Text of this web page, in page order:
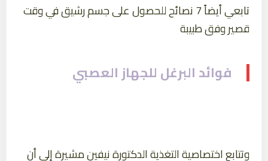
تابعي أيضاً 7 نصائح للحصول على جسم رشيق في وقت
قصير وفق طبيبة
فوائد البرغل للجهاز العصبي
وتتابع اختصاصية التغذية الدكتورة نيفين مشيرة إلى أن